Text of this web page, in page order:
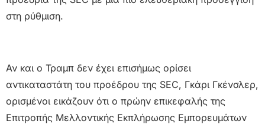
στη ρύθμιση.
Αν και ο Τραμπ δεν έχει επισήμως ορίσει
αντικαταστάτη του προέδρου της SEC, Γκάρι Γκένσλερ,
ορισμένοι εικάζουν ότι ο πρώην επικεφαλής της
Επιτροπής Μελλοντικής Εκπλήρωσης Εμπορευμάτων